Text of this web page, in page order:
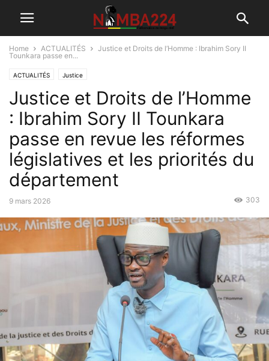
Home ACTUALITÉS
Justice et Droits de l’Homme : Ibrahim Sory II
Tounkara passe en...
ACTUALITÉS Justice
Justice et Droits de l’Homme
: Ibrahim Sory II Tounkara
passe en revue les réformes
législatives et les priorités du
département
9 mars 2026 303